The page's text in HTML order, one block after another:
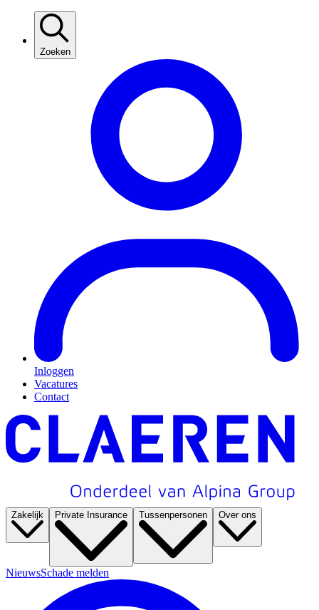
Zoeken
Inloggen
Vacatures
Contact
Zakelijk Private Insurance Tussenpersonen Over ons
NieuwsSchade melden